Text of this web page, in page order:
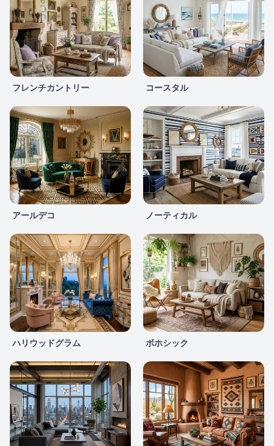
フレンチカントリー コースタル
アールデコ ノーティカル
ハリウッドグラム ボホシック